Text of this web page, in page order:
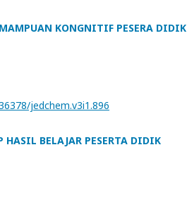
KONGNITIF PESERA DIDIK
jedchem.v3i1.896
HASIL BELAJAR PESERTA DIDIK